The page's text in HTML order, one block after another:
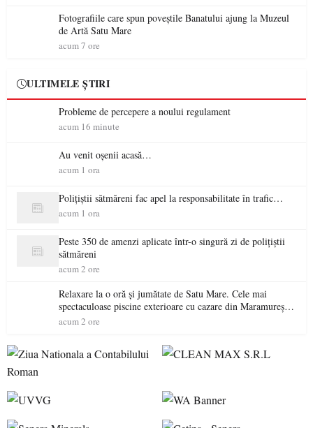
Fotografiile care spun poveștile Banatului ajung la Muzeul
de Artă Satu Mare
acum 7 ore
ULTIMELE ȘTIRI
Probleme de percepere a noului regulament
acum 16 minute
Au venit oșenii acasă…
acum 1 ora
Polițiștii sătmăreni fac apel la responsabilitate în trafic…
acum 1 ora
Peste 350 de amenzi aplicate într-o singură zi de polițiștii
sătmăreni
acum 2 ore
Relaxare la o oră și jumătate de Satu Mare. Cele mai
spectaculoase piscine exterioare cu cazare din Maramureș,
ideale pentru o escapadă de vară
acum 2 ore